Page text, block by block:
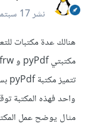
نشر17 سبتمبر 2015
مكتبتي pyPdf و pdfrw.
واحد فهذه المكتبة
مثال يوضح عمل